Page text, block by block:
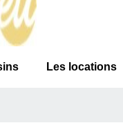
Les locations